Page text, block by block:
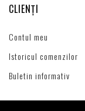
CLIENȚI
Contul meu
Istoricul comenzilor
Buletin informativ